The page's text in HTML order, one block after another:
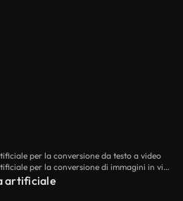
per la conversione da testo a video
Flussi di lavoro di intelligenza artificiale per la conversione di immagini in video
artificiale